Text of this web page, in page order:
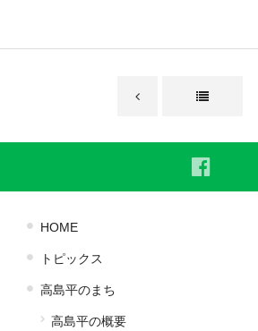
HOME
トピックス
高島平のまち
高島平の概要